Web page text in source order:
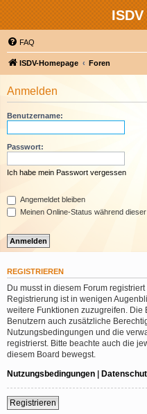
FAQ
ISDV-Homepage Foren
Anmelden
Benutzername:
Passwort:
Ich habe mein Passwort vergessen
Angemeldet bleiben
Meinen Online-Status während
REGISTRIEREN
Du musst in diesem Forum
Registrierung ist in wenigen
weitere Funktionen zuzugreifen. Die
Benutzern auch zusätzliche
Nutzungsbedingungen und die
registrierst. Bitte beachte auch die
diesem Board bewegst.
Nutzungsbedingungen |
Registrieren